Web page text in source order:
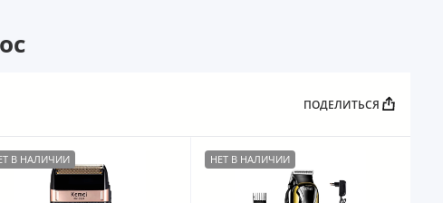
ПОДЕЛИТЬСЯ
В НАЛИЧИИ НЕТ В НАЛИЧИИ